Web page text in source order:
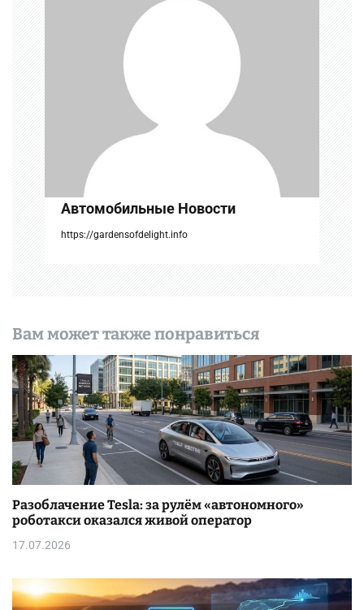
Автомобильные Новости
https://gardensofdelight.info
Вам может также понравиться
Разоблачение Tesla: за рулём «автономного»
роботакси оказался живой оператор
17.07.2026